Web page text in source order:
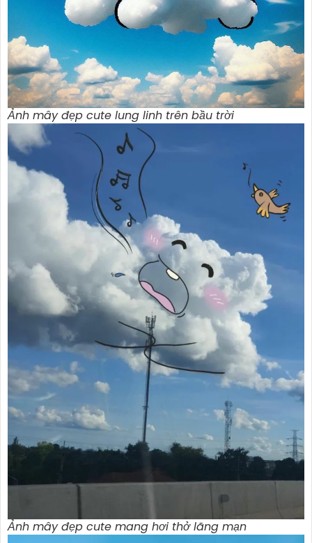
Ảnh mây đẹp cute lung linh trên bầu trời
Ảnh mây đẹp cute mang hơi thở lãng mạn